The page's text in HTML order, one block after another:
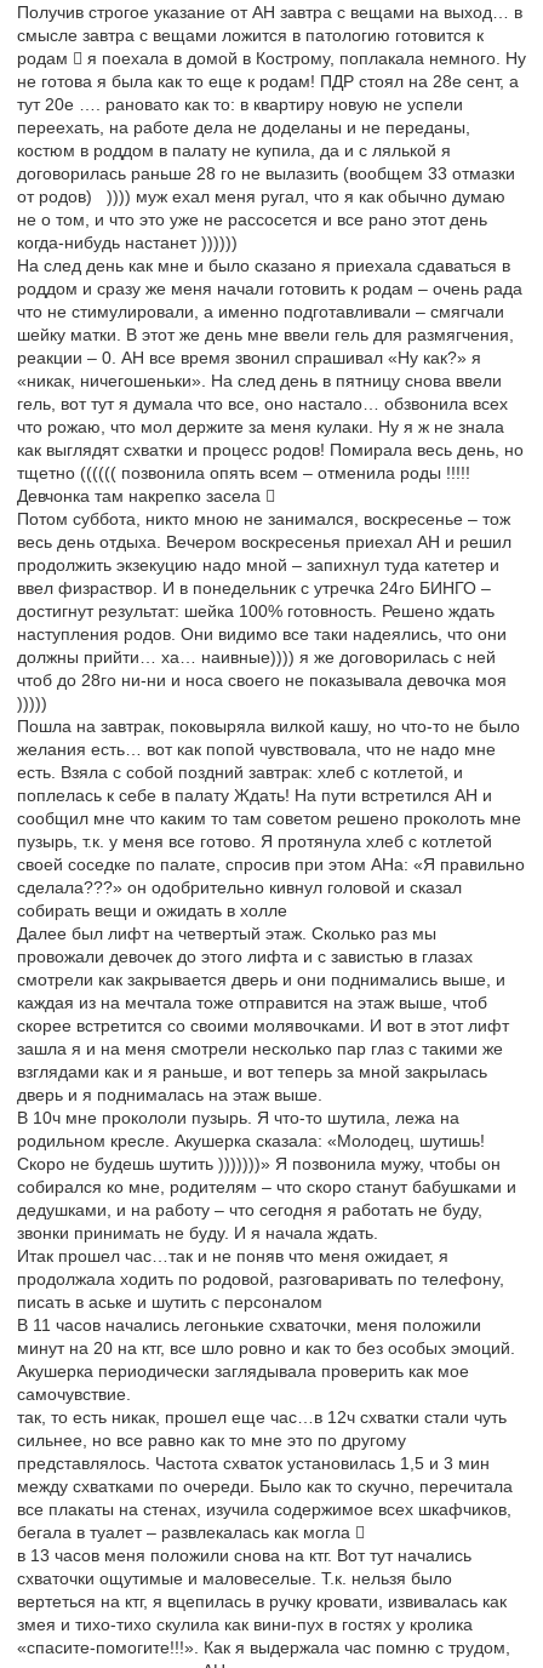
Получив строгое указание от АН завтра с вещами на выход… в
смысле завтра с вещами ложится в патологию готовится к
родам  я поехала в домой в Кострому, поплакала немного. Ну
не готова я была как то еще к родам! ПДР стоял на 28е сент, а
тут 20е …. рановато как то: в квартиру новую не успели
переехать, на работе дела не доделаны и не переданы,
костюм в роддом в палату не купила, да и с лялькой я
договорилась раньше 28 го не вылазить (вообщем 33 отмазки
от родов) )))) муж ехал меня ругал, что я как обычно думаю
не о том, и что это уже не рассосется и все рано этот день
когда-нибудь настанет ))))))
На след день как мне и было сказано я приехала сдаваться в
роддом и сразу же меня начали готовить к родам – очень рада
что не стимулировали, а именно подготавливали – смягчали
шейку матки. В этот же день мне ввели гель для размягчения,
реакции – 0. АН все время звонил спрашивал «Ну как?» я
«никак, ничегошеньки». На след день в пятницу снова ввели
гель, вот тут я думала что все, оно настало… обзвонила всех
что рожаю, что мол держите за меня кулаки. Ну я ж не знала
как выглядят схватки и процесс родов! Помирала весь день, но
тщетно (((((( позвонила опять всем – отменила роды !!!!!
Девчонка там накрепко засела 
Потом суббота, никто мною не занимался, воскресенье – тож
весь день отдыха. Вечером воскресенья приехал АН и решил
продолжить экзекуцию надо мной – запихнул туда катетер и
ввел физраствор. И в понедельник с утречка 24го БИНГО –
достигнут результат: шейка 100% готовность. Решено ждать
наступления родов. Они видимо все таки надеялись, что они
должны прийти… ха… наивные)))) я же договорилась с ней
чтоб до 28го ни-ни и носа своего не показывала девочка моя
)))))
Пошла на завтрак, поковыряла вилкой кашу, но что-то не было
желания есть… вот как попой чувствовала, что не надо мне
есть. Взяла с собой поздний завтрак: хлеб с котлетой, и
поплелась к себе в палату Ждать! На пути встретился АН и
сообщил мне что каким то там советом решено проколоть мне
пузырь, т.к. у меня все готово. Я протянула хлеб с котлетой
своей соседке по палате, спросив при этом АНа: «Я правильно
сделала???» он одобрительно кивнул головой и сказал
собирать вещи и ожидать в холле
Далее был лифт на четвертый этаж. Сколько раз мы
провожали девочек до этого лифта и с завистью в глазах
смотрели как закрывается дверь и они поднимались выше, и
каждая из на мечтала тоже отправится на этаж выше, чтоб
скорее встретится со своими молявочками. И вот в этот лифт
зашла я и на меня смотрели несколько пар глаз с такими же
взглядами как и я раньше, и вот теперь за мной закрылась
дверь и я поднималась на этаж выше.
В 10ч мне прокололи пузырь. Я что-то шутила, лежа на
родильном кресле. Акушерка сказала: «Молодец, шутишь!
Скоро не будешь шутить )))))))» Я позвонила мужу, чтобы он
собирался ко мне, родителям – что скоро станут бабушками и
дедушками, и на работу – что сегодня я работать не буду,
звонки принимать не буду. И я начала ждать.
Итак прошел час…так и не поняв что меня ожидает, я
продолжала ходить по родовой, разговаривать по телефону,
писать в аське и шутить с персоналом
В 11 часов начались легонькие схваточки, меня положили
минут на 20 на ктг, все шло ровно и как то без особых эмоций.
Акушерка периодически заглядывала проверить как мое
самочувствие.
так, то есть никак, прошел еще час…в 12ч схватки стали чуть
сильнее, но все равно как то мне это по другому
представлялось. Частота схваток установилась 1,5 и 3 мин
между схватками по очереди. Было как то скучно, перечитала
все плакаты на стенах, изучила содержимое всех шкафчиков,
бегала в туалет – развлекалась как могла 
в 13 часов меня положили снова на ктг. Вот тут начались
схваточки ощутимые и маловеселые. Т.к. нельзя было
вертеться на ктг, я вцепилась в ручку кровати, извивалась как
змея и тихо-тихо скулила как вини-пух в гостях у кролика
«спасите-помогите!!!». Как я выдержала час помню с трудом,